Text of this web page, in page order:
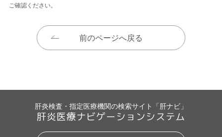
ご確認ください。
前のページへ戻る
肝炎検査・指定医療機関の検索サイト「肝ナビ」
肝炎医療ナビゲーションシステム